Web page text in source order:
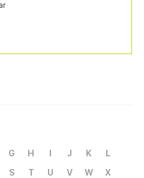
G H I J K
L
S T U V W
X